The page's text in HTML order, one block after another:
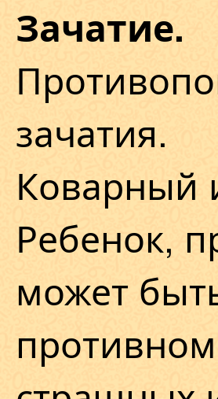
Зачатие.
зачатия.
Коварный
Ребенок,
может